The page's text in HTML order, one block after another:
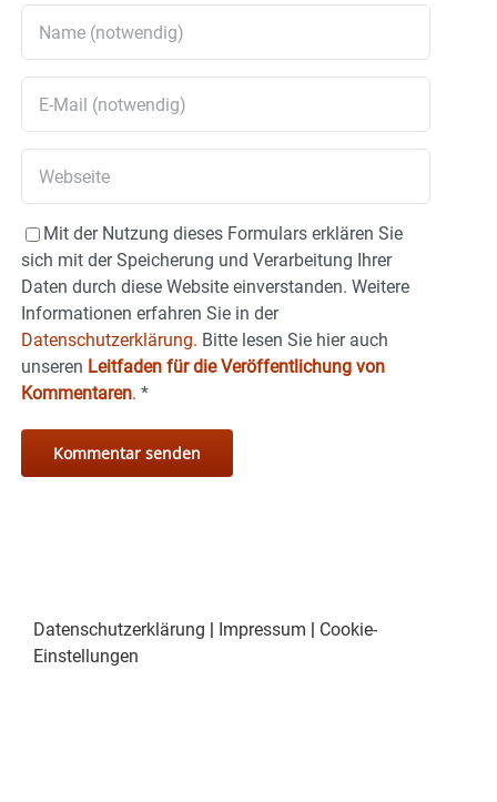
Mit der Nutzung dieses Formulars erklären Sie
sich mit der Speicherung und Verarbeitung Ihrer
Daten durch diese Website einverstanden. Weitere
Informationen erfahren Sie in der
Datenschutzerklärung. Bitte lesen Sie hier auch
unseren Leitfaden für die Veröffentlichung von
Kommentaren. *
Datenschutzerklärung Impressum
Cookie-
Einstellungen